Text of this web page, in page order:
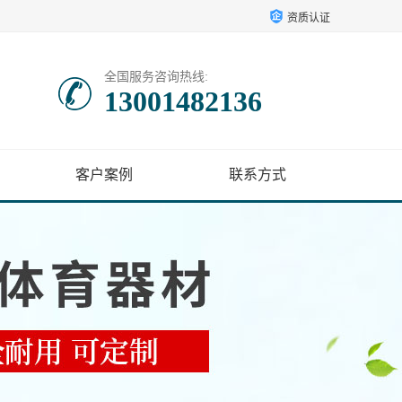
资质认证
全国服务咨询热线:
13001482136
客户案例 联系方式